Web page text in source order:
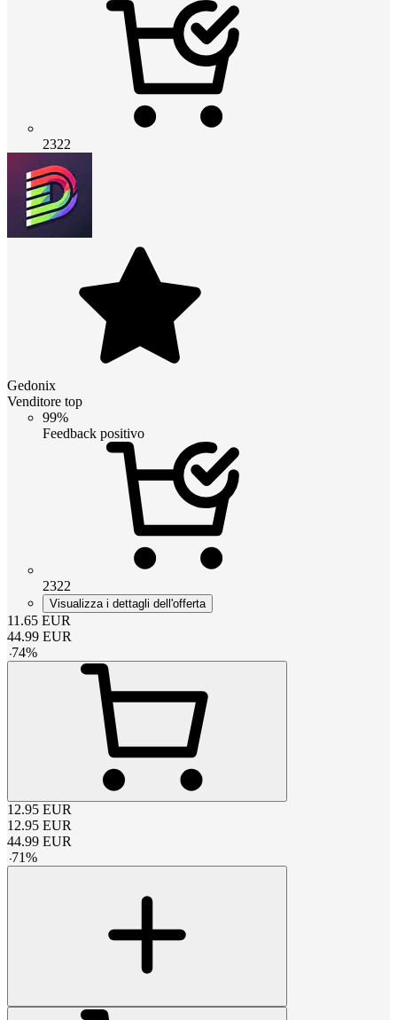
2322
Gedonix
Venditore top
99%
Feedback positivo
2322
Visualizza i dettagli dell'offerta
11.65 EUR
44.99 EUR
-74%
12.95 EUR
12.95 EUR
44.99 EUR
-71%